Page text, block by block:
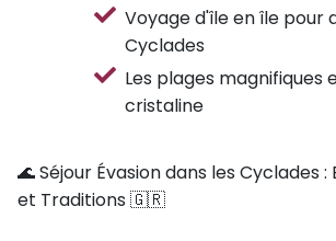
Voyage d'île en île pour
Cyclades
Les plages magnifiques
cristaline
🌊 Séjour Évasion dans les Cyclades :
et Traditions 🇬🇷